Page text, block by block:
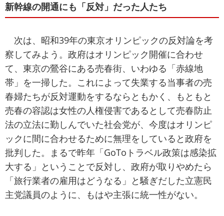
新幹線の開通にも「反対」だった人たち
次は、昭和39年の東京オリンピックの反対論を考
察してみよう。政府はオリンピック開催に合わせ
て、東京の鶯谷にある売春街、いわゆる「赤線地
帯」を一掃した。これによって失業する当事者の売
春婦たちが反対運動をするならともかく、もともと
売春の容認は女性の人権侵害であるとして売春防止
法の立法に勤しんでいた社会党が、今度はオリンピ
ックに間に合わせるために無理をしていると政府を
批判した。まるで昨年「GoToトラベル政策は感染拡
大する」ということで反対し、政府が取りやめたら
「旅行業者の雇用はどうなる」と騒ぎだした立憲民
主党議員のように、もはや主張に統一性がない。